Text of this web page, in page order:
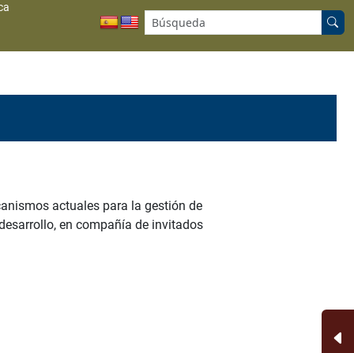
Buscar en el sitio:
actuales para la gestión de
en compañía de invitados